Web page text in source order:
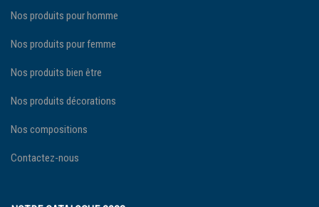
Nos produits pour homme
Nos produits pour femme
Nos produits bien être
Nos produits décorations
Nos compositions
Contactez-nous